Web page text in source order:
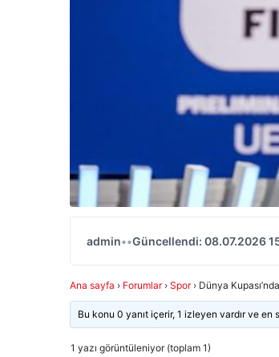
admin••Güncellendi: 08.07.2026
Ana sayfa › Forumlar › Spor › Dünya
Bu konu 0 yanıt içerir, 1 izleyen vardır ve en
1 yazı görüntüleniyor (toplam 1)